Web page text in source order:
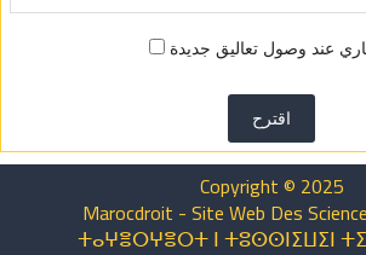
عند وصول تعاليق جديدة
اقترح
Copyright © 2025
Marocdroit - Site Web Des
ⵜⴰⵖⴻⵔⵖⴻⵔⵜ ⵏ ⵜⵓⵙⵙⵏⵉⵡⵉⵏ